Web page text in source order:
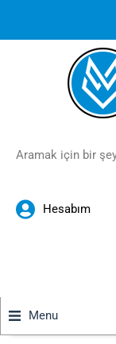
1000 TL ve
Hesabım
Menu